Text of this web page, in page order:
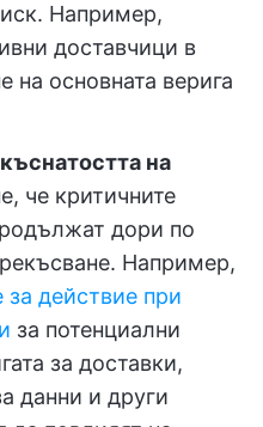
Например,
доставчици в
на основната верига
на
че критичните
дори по
Например,
действие при
за потенциални
за доставки,
данни и други